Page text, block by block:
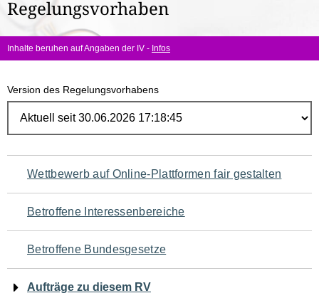
hier:
Regelungsvorhaben
Inhalte beruhen auf Angaben der IV - Infos
Version des Regelungsvorhabens
Navigation
für
den
Seiteninhalt
Wettbewerb auf Online-Plattformen fair gestalten
Betroffene Interessenbereiche
Betroffene Bundesgesetze
Aufträge zu diesem RV